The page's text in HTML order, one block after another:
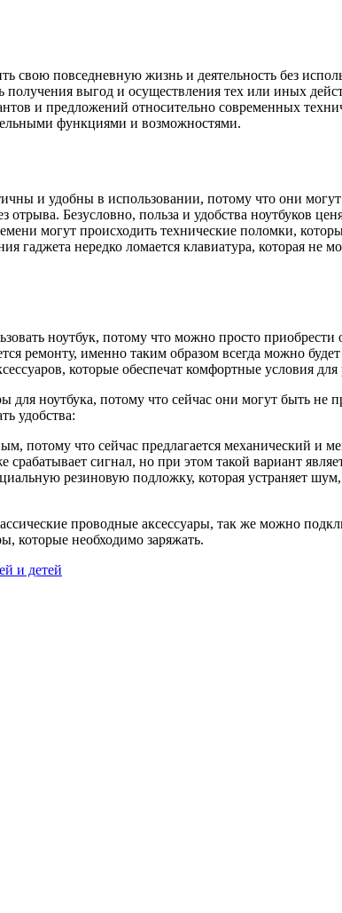
свою повседневную жизнь и деятельность без
получения выгод и осуществления тех или иных
и предложений относительно современных
функциями и возможностями.
и удобны в использовании, потому что они
Безусловно, польза и удобства ноутбуков
могут происходить технические поломки,
гаджета нередко ломается клавиатура, которая не
ноутбук, потому что можно просто
ремонту, именно таким образом всегда можно
которые обеспечат комфортные условия для
ноутбука, потому что сейчас они могут быть
удобства:
потому что сейчас предлагается механический и
сигнал, но при этом такой вариант
резиновую подложку, которая устраняет
проводные аксессуары, так же можно
которые необходимо заряжать.
и детей